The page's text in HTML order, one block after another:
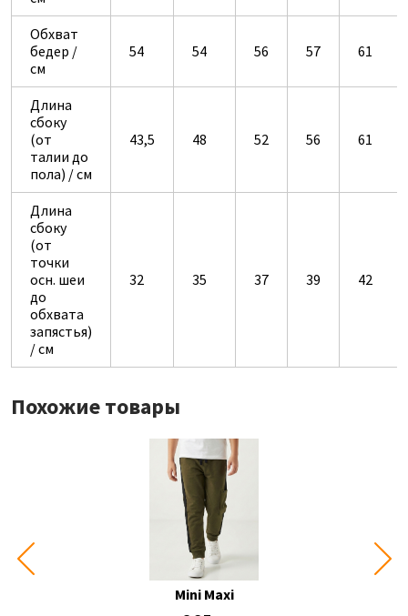
Обхват
бедер /
см
54 54 56 57 61
Длина
сбоку
(от
талии до
пола) / см
43,5 48 52 56 61
Длина
сбоку
(от
точки
осн. шеи
до
обхвата
запястья)
/ см
32 35 37 39 42
Похожие товары
Mini Maxi